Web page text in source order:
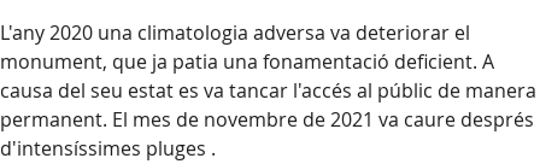
L'any 2020 una climatologia adversa va deteriorar el
monument, que ja patia una fonamentació deficient. A
causa del seu estat es va tancar l'accés al públic de manera
permanent. El mes de novembre de 2021 va caure després
d'intensíssimes pluges .